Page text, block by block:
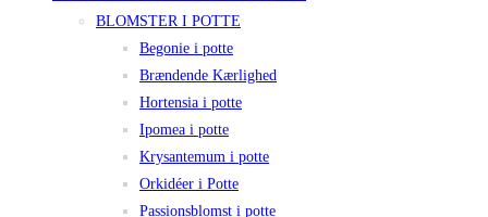
BLOMSTER I POTTE
Begonie i potte
Brændende Kærlighed
Hortensia i potte
Ipomea i potte
Krysantemum i potte
Orkidéer i Potte
Passionsblomst i potte